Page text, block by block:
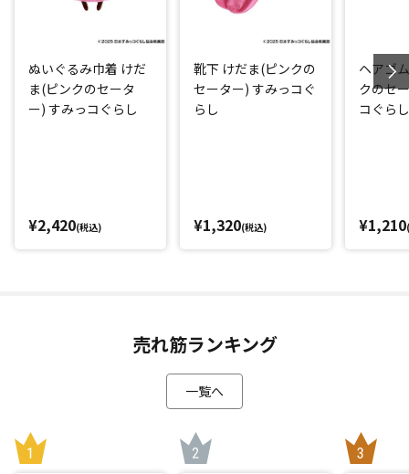
ぬいぐるみ巾着 けだ
ま(ピンクのセータ
ー) すみっコぐらし
¥2,420(税込)
靴下 けだま(ピンクの
セーター) すみっコぐ
らし
¥1,320(税込)
ヘアゴ
クのセ
コぐらし
¥1,210
売れ筋ランキング
一覧へ